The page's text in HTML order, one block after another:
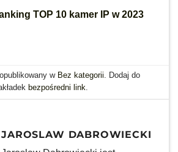
TOP 10 kamer IP w 2023
w Bez kategorii. Dodaj do
bezpośredni link.
JAROSLAW DABROWIECKI